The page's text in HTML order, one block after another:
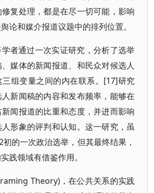
复处理，都是在尽一切可能，影响
论和媒介报道议题中的排列位置。
者通过一次实证研究，分析了选举
媒体的新闻报道、和民众对候选人
组变量之间的内在联系。[17]研究
新闻稿的内容和发布频率，能够在
闻报道的比重和态度，并进而影响
形象的评判和认知。这一研究，虽
的一次政治选举，但其最终结果，
践领域有借鉴作用。
Theory)，在公共关系的实践